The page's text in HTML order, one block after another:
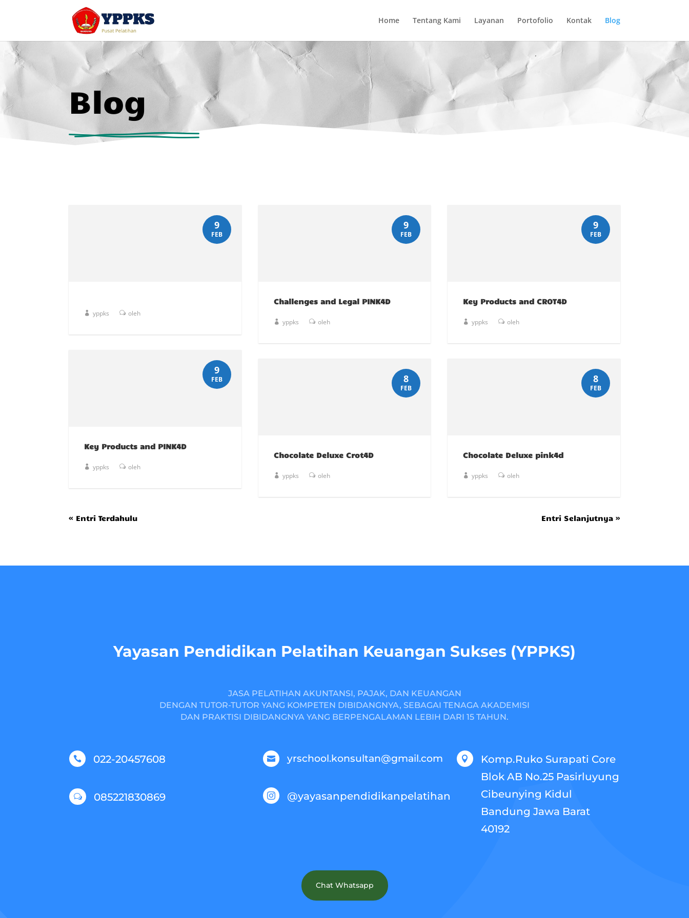
Home Tentang Kami Layanan Portofolio Kontak Blog
Blog
yppks oleh
9
FEB
Key Products and PINK4D
yppks oleh
9
FEB
Challenges and Legal PINK4D
yppks oleh
9
FEB
Chocolate Deluxe Crot4D
yppks oleh
8
FEB
Key Products and CROT4D
yppks oleh
9
FEB
Chocolate Deluxe pink4d
yppks oleh
8
FEB
« Entri Terdahulu Entri Selanjutnya »
Yayasan Pendidikan Pelatihan Keuangan Sukses (YPPKS)
JASA PELATIHAN AKUNTANSI, PAJAK, DAN KEUANGAN
DENGAN TUTOR-TUTOR YANG KOMPETEN DIBIDANGNYA, SEBAGAI TENAGA AKADEMISI
DAN PRAKTISI DIBIDANGNYA YANG BERPENGALAMAN LEBIH DARI 15 TAHUN.
 022-20457608
w 085221830869
 yrschool.konsultan@gmail.com
 @yayasanpendidikanpelatihan

Komp.Ruko Surapati Core
Blok AB No.25 Pasirluyung
Cibeunying Kidul
Bandung Jawa Barat
40192
Chat Whatsapp